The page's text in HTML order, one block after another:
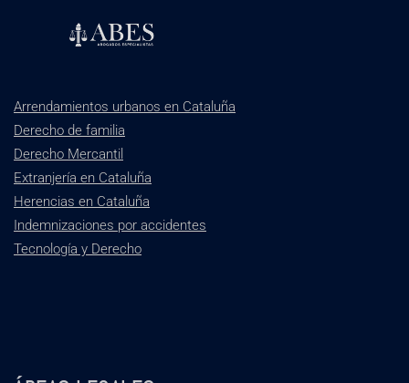
Arrendamientos urbanos en Cataluña
Derecho de familia
Derecho Mercantil
Extranjería en Cataluña
Herencias en Cataluña
Indemnizaciones por accidentes
Tecnología y Derecho